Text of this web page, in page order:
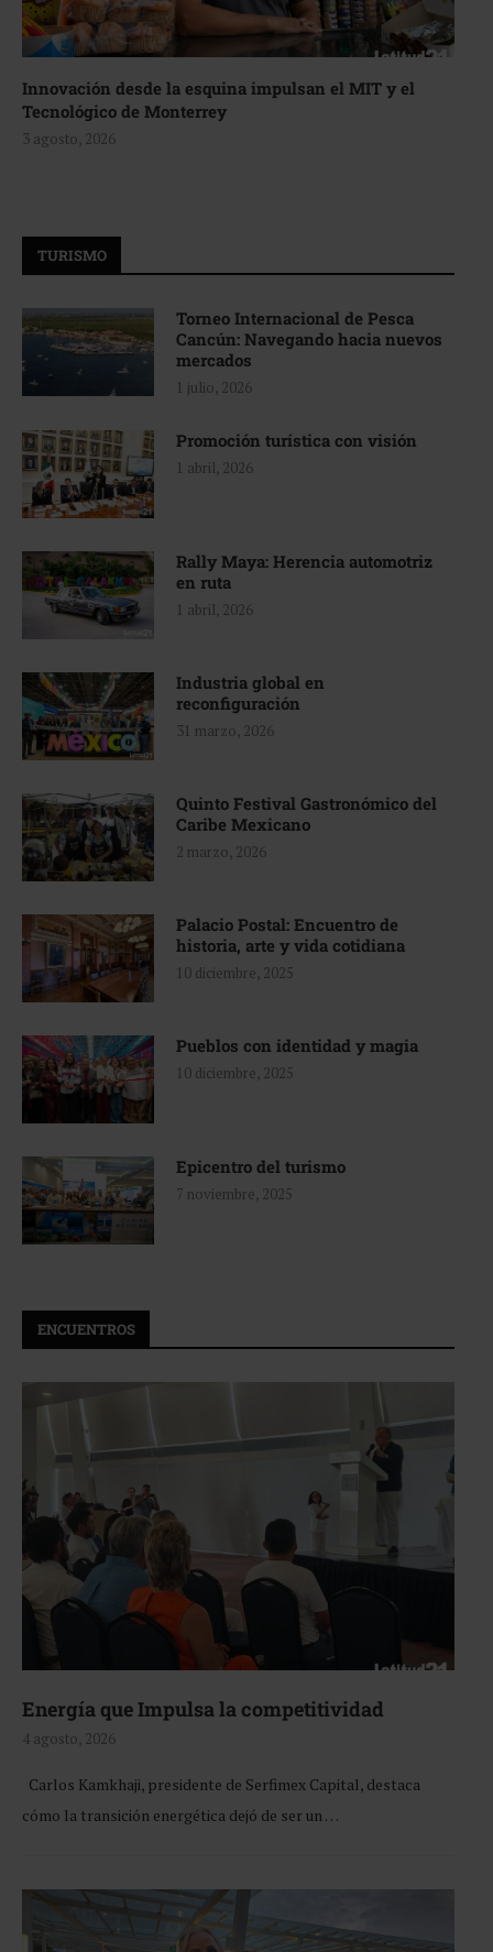
Innovación desde la esquina impulsan el MIT y el
Tecnológico de Monterrey
3 agosto, 2026
TURISMO
Torneo Internacional de Pesca
Cancún: Navegando hacia nuevos
mercados
1 julio, 2026
Promoción turística con visión
1 abril, 2026
Rally Maya: Herencia automotriz
en ruta
1 abril, 2026
Industria global en
reconfiguración
31 marzo, 2026
Quinto Festival Gastronómico del
Caribe Mexicano
2 marzo, 2026
Palacio Postal: Encuentro de
historia, arte y vida cotidiana
10 diciembre, 2025
Pueblos con identidad y magia
10 diciembre, 2025
Epicentro del turismo
7 noviembre, 2025
ENCUENTROS
Energía que Impulsa la competitividad
4 agosto, 2026
Carlos Kamkhaji, presidente de Serfimex Capital, destaca
cómo la transición energética dejó de ser un …